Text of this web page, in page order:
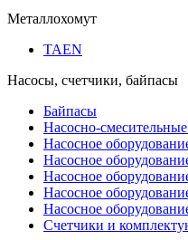
Металлохомут
TAEN
Насосы, счетчики, байпасы
Байпасы
Насосно-
Насосное
Насосное
Насосное
Насосное
Насосное
Счетчики и